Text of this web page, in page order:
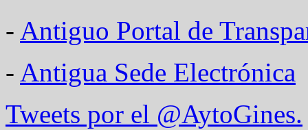
- Antiguo Portal de
- Antigua Sede Electrónica
Tweets por el @AytoGines.